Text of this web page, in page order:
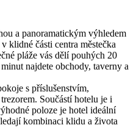
a panoramatickým výhledem
klidné části centra městečka
pláže vás dělí pouhých 20
najdete obchody, taverny a
s příslušenstvím,
Součástí hotelu je i
poloze je hotel ideální
kombinaci klidu a života